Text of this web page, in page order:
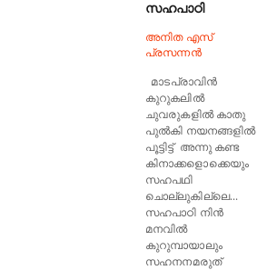
സഹപാഠി
അനിത എസ്
പ്രസന്നൻ
മാടപ്രാവിൻ
കുറുകലിൽ
ചുവരുകളിൽ കാതു
പുൽകി നയനങ്ങളിൽ
പൂട്ടിട്ട് അന്നു കണ്ട
കിനാക്കളൊക്കെയും
സഹപഥി
ചൊല്ലുകില്ലെ...
സഹപാഠി നിൻ
മനവിൽ
കുറുമ്പായാലും
സഹനനമരുത്